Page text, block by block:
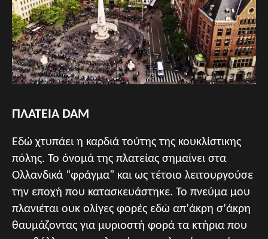
ΠΛΑΤΕΙΑ DAM
Εδώ χτυπάει η καρδιά τούτης της κουκλίστικης
πόλης. To όνομά της πλατείας σημαίνει στα
Ολλανδικά “φράγμα” και ως τέτοιο λειτουργούσε
την εποχή που κατασκευάστηκε. Το πνεύμα μου
πλανιέται ουκ ολίγες φορές εδώ απ’άκρη σ’άκρη
θαυμάζοντας για μυριοστή φορά τα κτήρια που